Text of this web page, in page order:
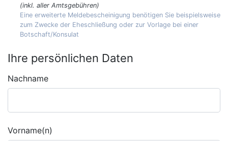
(inkl. aller Amtsgebühren)
Eine erweiterte Meldebescheinigung benötigen Sie beispielsweise
zum Zwecke der Eheschließung oder zur Vorlage bei einer
Botschaft/Konsulat
Ihre persönlichen Daten
Nachname
Vorname(n)